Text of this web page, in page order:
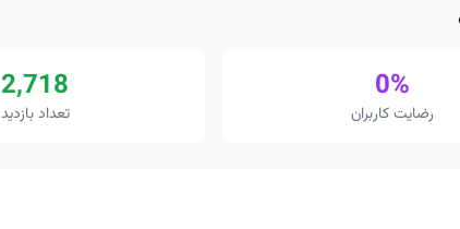
0%
رضایت کاربران
2,718
تعداد بازدید